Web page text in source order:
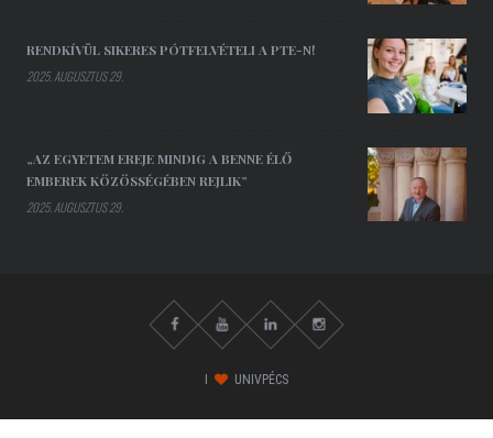
RENDKÍVÜL SIKERES PÓTFELVÉTELI A PTE-N!
2025. AUGUSZTUS 29.
„AZ EGYETEM EREJE MINDIG A BENNE ÉLŐ
EMBEREK KÖZÖSSÉGÉBEN REJLIK”
2025. AUGUSZTUS 29.
UNIVPÉCS